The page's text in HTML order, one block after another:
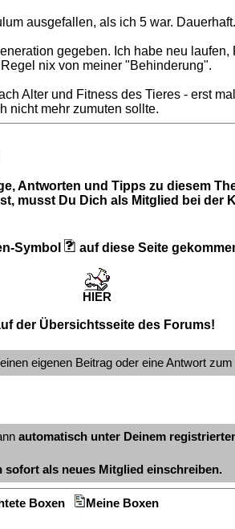
ausgefallen, als ich 5 war. Dauerhaft.
gegeben. Ich habe neu
nix von meiner "Behinderung".
Alter und Fitness des Tieres - erst
nicht mehr zumuten sollte.
Antworten und Tipps zu diesem
musst Du Dich als Mitglied bei der
Symbol auf diese Seite
HIER
der Übersichtsseite des Forums!
eigenen Beitrag oder eine Antwort
automatisch unter Deinem
sofort als neues Mitglied einschreiben.
Boxen Meine Boxen